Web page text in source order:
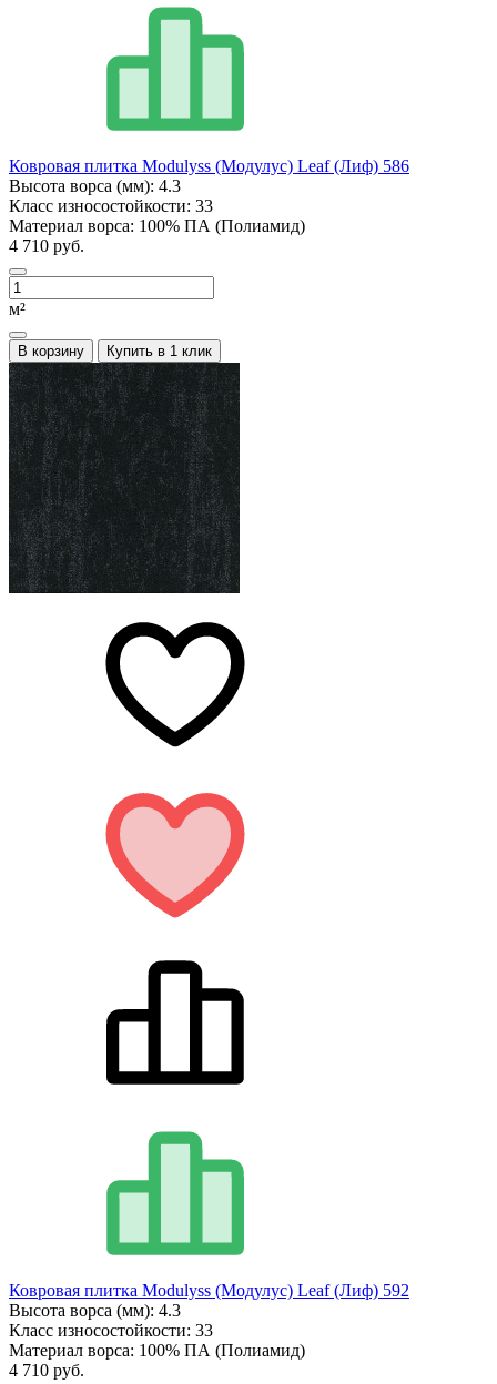
Ковровая плитка Modulyss (Модулус) Leaf (Лиф) 586
Высота ворса (мм): 4.3
Класс износостойкости: 33
Материал ворса: 100% ПА (Полиамид)
4 710 руб.
м²
В корзину Купить в 1 клик
Ковровая плитка Modulyss (Модулус) Leaf (Лиф) 592
Высота ворса (мм): 4.3
Класс износостойкости: 33
Материал ворса: 100% ПА (Полиамид)
4 710 руб.